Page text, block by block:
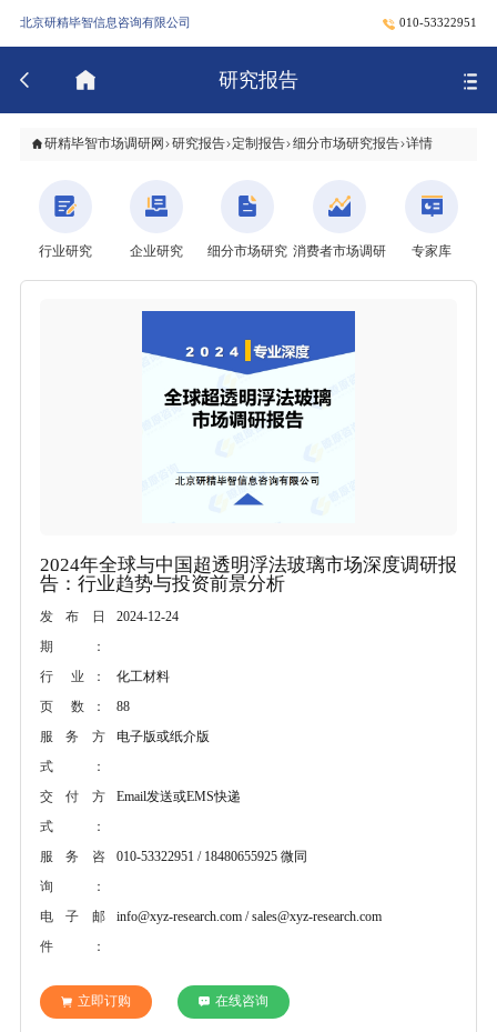
北京研精毕智信息咨询有限公司 010-53322951
研究报告
研精毕智市场调研网 研究报告 定制报告 细分市场研究报告 详情
行业研究 企业研究 细分市场研究 消费者市场调研 专家库
2024年全球与中国超透明浮法玻璃市场深度调研报
告：行业趋势与投资前景分析
发布日
期：
2024-12-24
行 业：
化工材料
页 数：
88
服务方
式：
电子版或纸介版
交付方
式：
Email发送或EMS快递
服务咨
询：
010-53322951 / 18480655925 微同
电子邮
件：
info@xyz-research.com / sales@xyz-research.com
立即订购 在线咨询